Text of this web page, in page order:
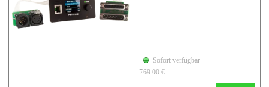
Sofort verfügbar
769.00 €